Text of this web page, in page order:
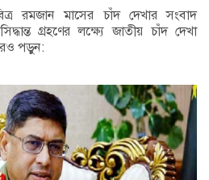
রমজান মাসের চাঁদ দেখার সংবাদ
গ্রহণের লক্ষ্যে জাতীয় চাঁদ দেখা
পড়ুন: